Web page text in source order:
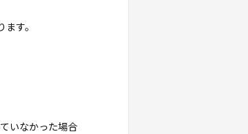
す。
いなかった場合